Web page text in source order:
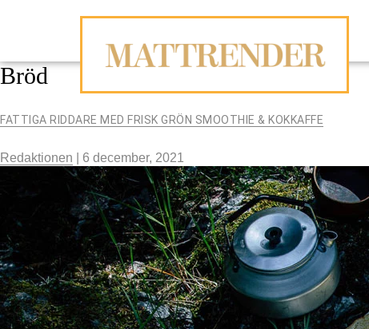
Bröd
FATTIGA RIDDARE MED FRISK GRÖN SMOOTHIE & KOKKAFFE
Redaktionen 6 december, 2021